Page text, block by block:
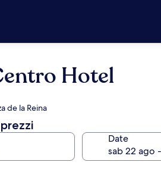
Hotel
de la Reina
Date